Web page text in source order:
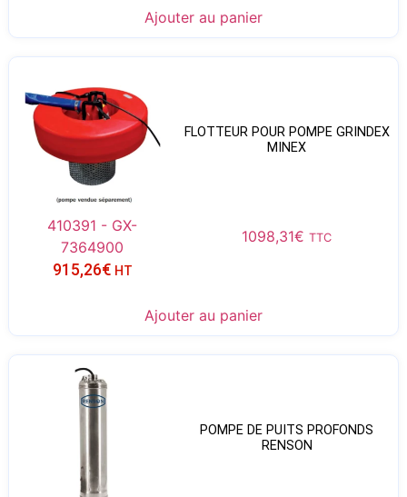
Ajouter au panier
FLOTTEUR POUR POMPE GRINDEX
MINEX
410391 - GX-
7364900
1098,31€ TTC
915,26€ HT
Ajouter au panier
POMPE DE PUITS PROFONDS
RENSON